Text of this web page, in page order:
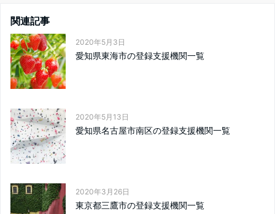
関連記事
2020年5月3日
愛知県東海市の登録支援機関一覧
2020年5月13日
愛知県名古屋市南区の登録支援機関一覧
2020年3月26日
東京都三鷹市の登録支援機関一覧